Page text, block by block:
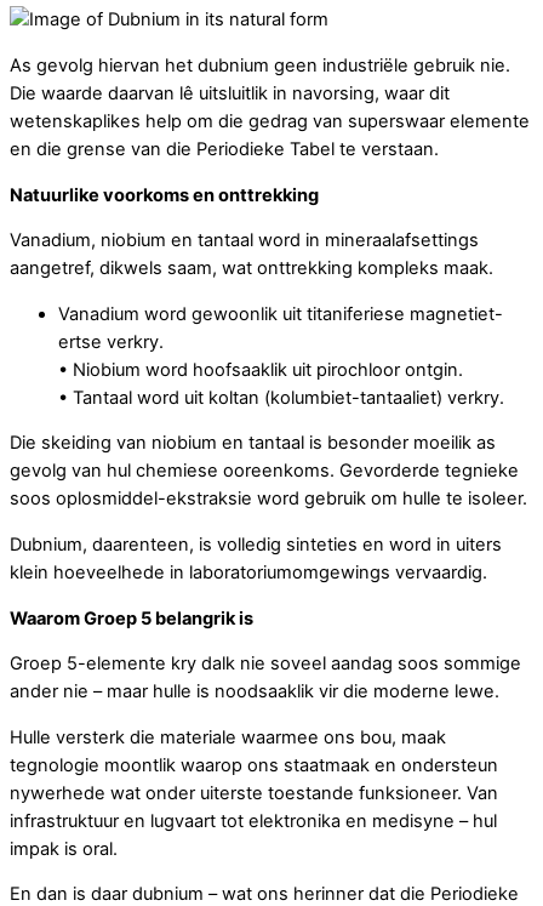
As gevolg hiervan het dubnium geen industriële gebruik nie.
Die waarde daarvan lê uitsluitlik in navorsing, waar dit
wetenskaplikes help om die gedrag van superswaar elemente
en die grense van die Periodieke Tabel te verstaan.
Natuurlike voorkoms en onttrekking
Vanadium, niobium en tantaal word in mineraalafsettings
aangetref, dikwels saam, wat onttrekking kompleks maak.
Vanadium word gewoonlik uit titaniferiese magnetiet-
ertse verkry.
• Niobium word hoofsaaklik uit pirochloor ontgin.
• Tantaal word uit koltan (kolumbiet-tantaaliet) verkry.
Die skeiding van niobium en tantaal is besonder moeilik as
gevolg van hul chemiese ooreenkoms. Gevorderde tegnieke
soos oplosmiddel-ekstraksie word gebruik om hulle te isoleer.
Dubnium, daarenteen, is volledig sinteties en word in uiters
klein hoeveelhede in laboratoriumomgewings vervaardig.
Waarom Groep 5 belangrik is
Groep 5-elemente kry dalk nie soveel aandag soos sommige
ander nie – maar hulle is noodsaaklik vir die moderne lewe.
Hulle versterk die materiale waarmee ons bou, maak
tegnologie moontlik waarop ons staatmaak en ondersteun
nywerhede wat onder uiterste toestande funksioneer. Van
infrastruktuur en lugvaart tot elektronika en medisyne – hul
impak is oral.
En dan is daar dubnium – wat ons herinner dat die Periodieke